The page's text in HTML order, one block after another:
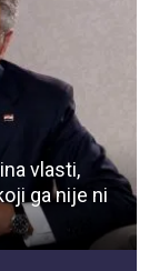
vlasti,
ga nije ni